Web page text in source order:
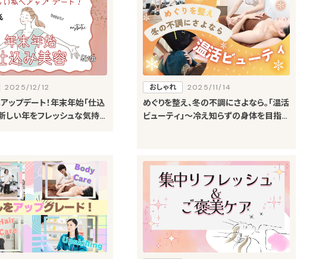
2025/12/12
ップデート！年末年始「仕込
しい年をフレッシュな気持ち
おしゃれ 2025/11/14
めぐりを整え、冬の不調にさよなら。「温活
ビューティ」～冷え知らずの身体を目指す